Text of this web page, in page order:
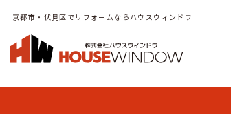
京都市・伏見区でリフォームならハウスウィンドウ